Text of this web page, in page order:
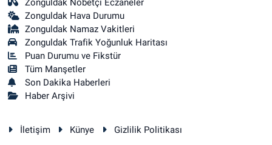
Zonguldak Nöbetçi Eczaneler
Zonguldak Hava Durumu
Zonguldak Namaz Vakitleri
Zonguldak Trafik Yoğunluk Haritası
Puan Durumu ve Fikstür
Tüm Manşetler
Son Dakika Haberleri
Haber Arşivi
İletişim Künye Gizlilik Politikası